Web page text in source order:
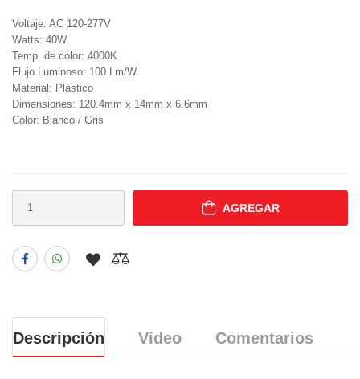
Voltaje: AC 120-277V
Watts: 40W
Temp. de color: 4000K
Flujo Luminoso: 100 Lm/W
Material: Plástico
Dimensiones: 120.4mm x 14mm x 6.6mm
Color: Blanco / Gris
AGREGAR
Descripción Vídeo Comentarios